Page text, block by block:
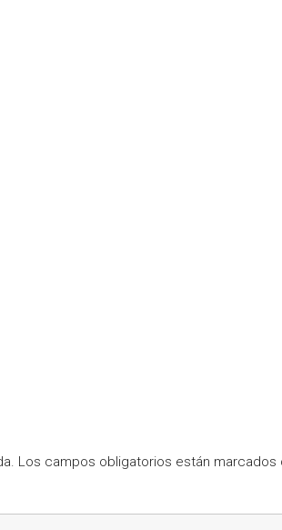
Los campos obligatorios están marcados